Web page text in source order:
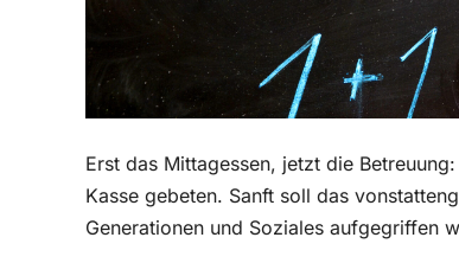
Erst das Mittagessen, jetzt die
Kasse gebeten. Sanft soll das
Generationen und Soziales aufgegriffen